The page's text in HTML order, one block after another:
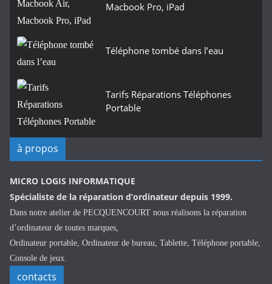
Macbook Pro, iPad
Téléphone tombé dans l’eau
Tarifs Réparations Téléphones
Portable
à propos
MICRO LOGIS INFORMATIQUE
Spécialiste de la réparation d’ordinateur depuis 1999.
Dans notre atelier de PECQUENCOURT nous réalisons la réparation
d’ordinateur de toutes marques,
Ordinateur portable, Ordinateur de bureau, Tablette, Téléphone portable,
Console de jeux.
contacts